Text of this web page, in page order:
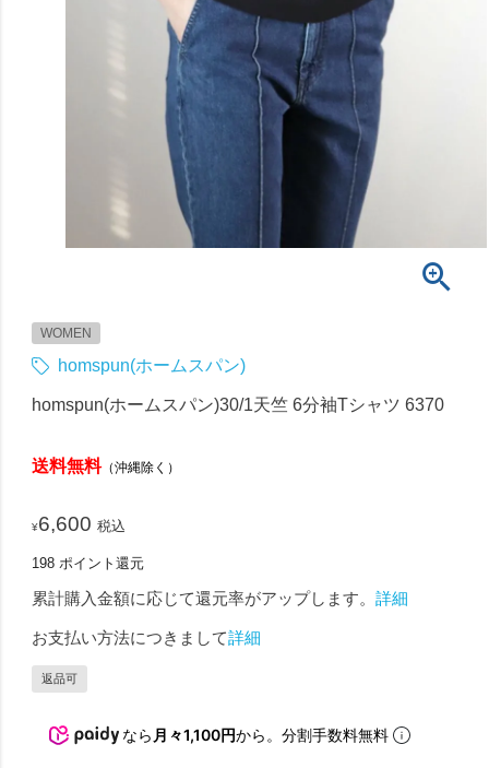
WOMEN
homspun(ホームスパン)
homspun(ホームスパン)30/1天竺 6分袖Tシャツ 6370
送料無料（沖縄除く）
¥6,600 税込
198 ポイント還元
累計購入金額に応じて還元率がアップします。詳細
お支払い方法につきまして詳細
返品可
なら 月々1,100円から。分割手数料無料